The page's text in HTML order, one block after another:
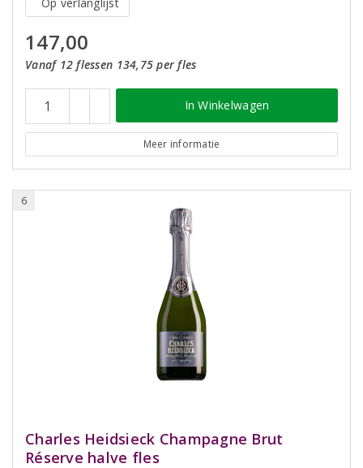
147,00
Vanaf 12 flessen 134,75 per fles
In Winkelwagen
Meer informatie
6
Charles Heidsieck Champagne Brut
Réserve halve fles